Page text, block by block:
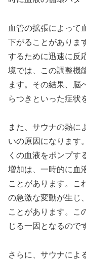
血管の拡張によって
下がることがありま
するために迅速に反
境では、この調整機
ます。その結果、脳
らつきといった症状
また、サウナの熱に
いの原因になります
くの血液をポンプす
増加は、一時的に血
ことがあります。こ
の急激な変動が生じ
ことがあります。こ
じる一因となるので
さらに、サウナによ